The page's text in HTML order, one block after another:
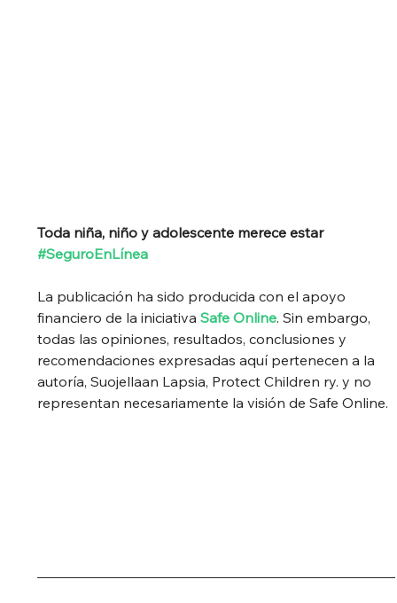
Toda niña, niño y adolescente merece estar
#SeguroEnLínea
La publicación ha sido producida con el apoyo
financiero de la iniciativa Safe Online. Sin embargo,
todas las opiniones, resultados, conclusiones y
recomendaciones expresadas aquí pertenecen a la
autoría, Suojellaan Lapsia, Protect Children ry. y no
representan necesariamente la visión de Safe Online.